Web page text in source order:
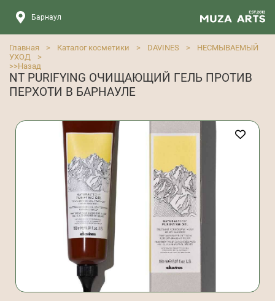
Барнаул
Главная > Каталог косметики > DAVINES >
НЕСМЫВАЕМЫЙ
УХОД
>
>>Назад
NT PURIFYING ОЧИЩАЮЩИЙ ГЕЛЬ ПРОТИВ
ПЕРХОТИ В БАРНАУЛЕ